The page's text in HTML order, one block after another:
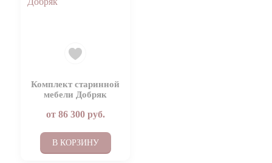
Комплект старинной
мебели Добряк
от 86 300руб.
В КОРЗИНУ